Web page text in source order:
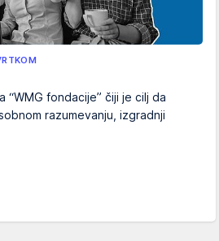
“WMG fondacije” čiji je cilj da
razumevanju, izgradnji